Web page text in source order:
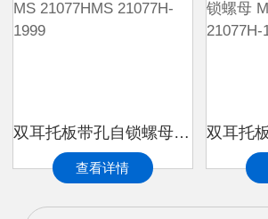
双耳托板带孔自锁螺母 MS 21077HMS 21077H-1999
查看详情